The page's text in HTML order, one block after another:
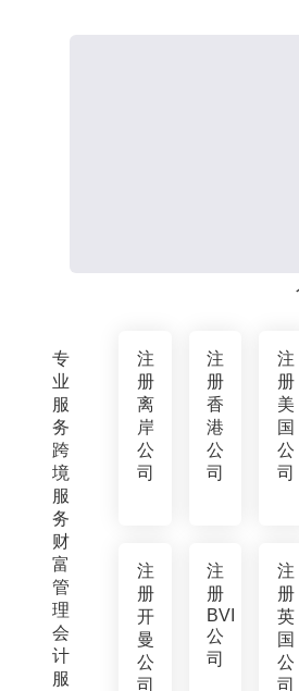
专
业
服
务
跨
境
服
务
财
富
管
理
会
计
服
注
册
离
岸
公
司
注
册
香
港
公
司
注
册
美
国
公
司
注
册
开
曼
公
司
注
册
BVI
公
司
注
册
英
国
公
司